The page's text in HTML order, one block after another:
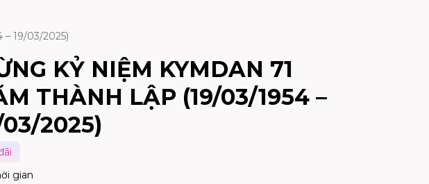
19/03/2025)
KỶ NIỆM KYMDAN 71
THÀNH LẬP (19/03/1954 –
03/2025)
gian